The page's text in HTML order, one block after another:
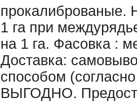
прокалиброваные.
1 га при
на 1 га. Фасовка :
Доставка:
способом
ВЫГОДНО.